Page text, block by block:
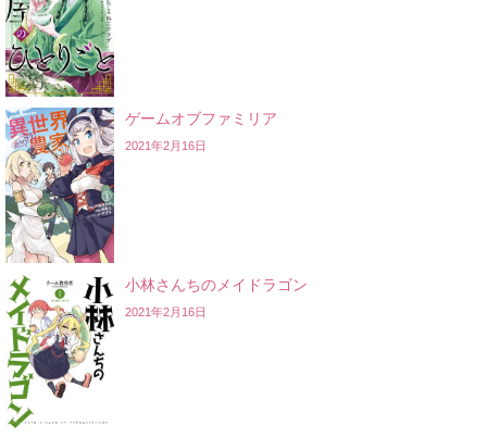
ゲームオブファミリア
2021年2月16日
小林さんちのメイドラゴン
2021年2月16日